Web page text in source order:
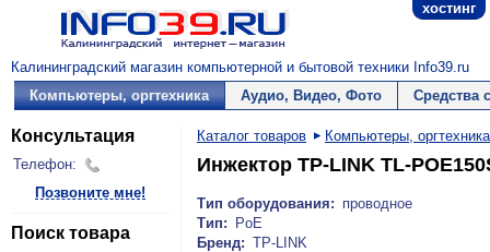
хостинг
Калининградский магазин компьютерной и бытовой техники Info39.ru
Компьютеры, оргтехника
Аудио, Видео, Фото Средства
Консультация
Телефон:
Позвоните мне!
Поиск товара
Каталог товаров Компьютеры, оргтехника
Инжектор TP-LINK TL-
Тип оборудования: проводное
Тип:
PoE
Бренд: TP-LINK